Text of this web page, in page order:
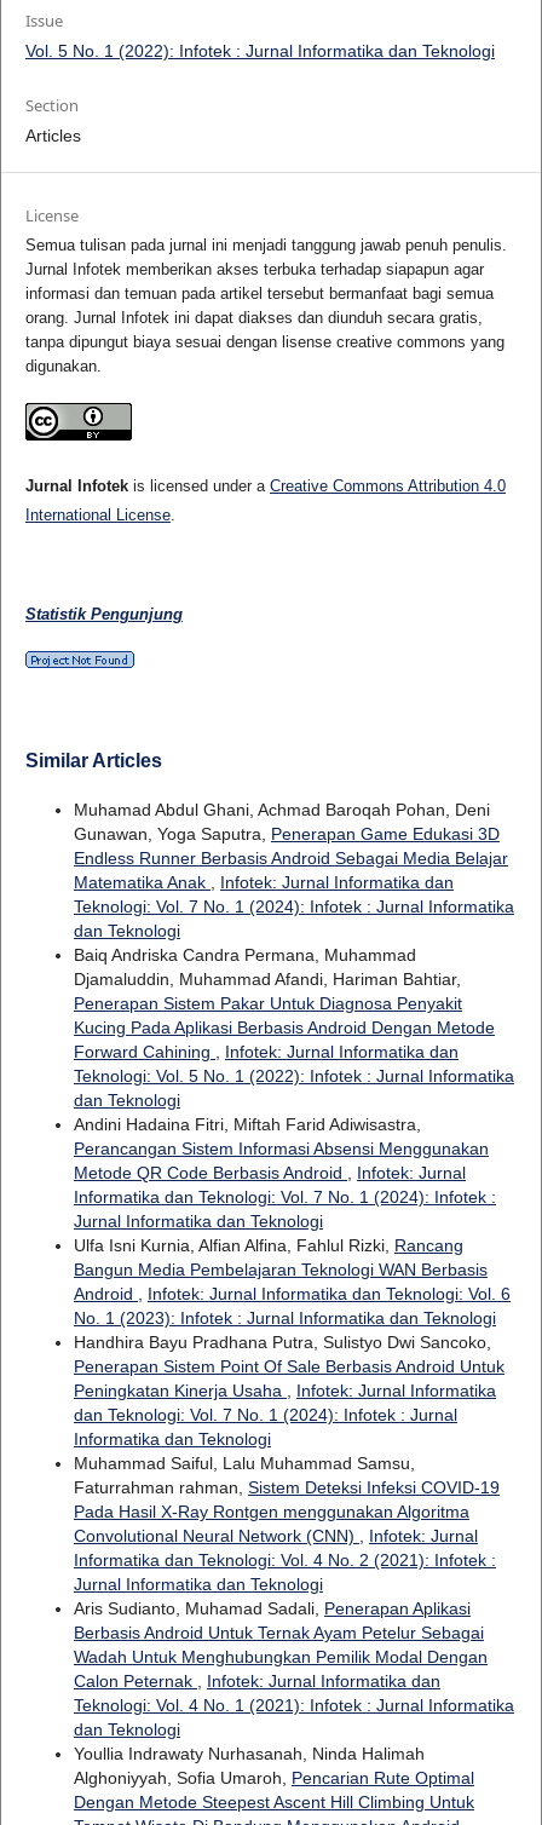
Issue
Vol. 5 No. 1 (2022): Infotek : Jurnal Informatika dan Teknologi
Section
Articles
License
Semua tulisan pada jurnal ini menjadi tanggung jawab penuh penulis.
Jurnal Infotek memberikan akses terbuka terhadap siapapun agar
informasi dan temuan pada artikel tersebut bermanfaat bagi semua
orang. Jurnal Infotek ini dapat diakses dan diunduh secara gratis,
tanpa dipungut biaya sesuai dengan lisense creative commons yang
digunakan.
Jurnal Infotekis licensed under a Creative Commons Attribution 4.0
International License.
Statistik Pengunjung
Similar Articles
Muhamad Abdul Ghani, Achmad Baroqah Pohan, Deni
Gunawan, Yoga Saputra, Penerapan Game Edukasi 3D
Endless Runner Berbasis Android Sebagai Media Belajar
Matematika Anak
Infotek: Jurnal Informatika dan
Teknologi: Vol. 7 No. 1 (2024): Infotek : Jurnal Informatika
dan Teknologi
Baiq Andriska Candra Permana, Muhammad
Djamaluddin, Muhammad Afandi, Hariman Bahtiar,
Penerapan Sistem Pakar Untuk Diagnosa Penyakit
Kucing Pada Aplikasi Berbasis Android Dengan Metode
Forward Cahining
Infotek: Jurnal Informatika dan
Teknologi: Vol. 5 No. 1 (2022): Infotek : Jurnal Informatika
dan Teknologi
Andini Hadaina Fitri, Miftah Farid Adiwisastra,
Perancangan Sistem Informasi Absensi Menggunakan
Metode QR Code Berbasis Android
Infotek: Jurnal
Informatika dan Teknologi: Vol. 7 No. 1 (2024): Infotek :
Jurnal Informatika dan Teknologi
Ulfa Isni Kurnia, Alfian Alfina, Fahlul Rizki, Rancang
Bangun Media Pembelajaran Teknologi WAN Berbasis
Android
Infotek: Jurnal Informatika dan Teknologi: Vol. 6
No. 1 (2023): Infotek : Jurnal Informatika dan Teknologi
Handhira Bayu Pradhana Putra, Sulistyo Dwi Sancoko,
Penerapan Sistem Point Of Sale Berbasis Android Untuk
Peningkatan Kinerja Usaha
Infotek: Jurnal Informatika
dan Teknologi: Vol. 7 No. 1 (2024): Infotek : Jurnal
Informatika dan Teknologi
Muhammad Saiful, Lalu Muhammad Samsu,
Faturrahman rahman, Sistem Deteksi Infeksi COVID-19
Pada Hasil X-Ray Rontgen menggunakan Algoritma
Convolutional Neural Network (CNN)
Infotek: Jurnal
Informatika dan Teknologi: Vol. 4 No. 2 (2021): Infotek :
Jurnal Informatika dan Teknologi
Aris Sudianto, Muhamad Sadali, Penerapan Aplikasi
Berbasis Android Untuk Ternak Ayam Petelur Sebagai
Wadah Untuk Menghubungkan Pemilik Modal Dengan
Calon Peternak
Infotek: Jurnal Informatika dan
Teknologi: Vol. 4 No. 1 (2021): Infotek : Jurnal Informatika
dan Teknologi
Youllia Indrawaty Nurhasanah, Ninda Halimah
Alghoniyyah, Sofia Umaroh, Pencarian Rute Optimal
Dengan Metode Steepest Ascent Hill Climbing Untuk